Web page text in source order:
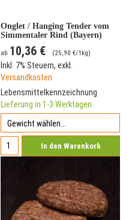
Onglet / Hanging Tender vom
Simmentaler Rind (Bayern)
ab 10,36 € (25,90 €/1kg)
Inkl. 7% Steuern, exkl.
Versandkosten
Lebensmittelkennzeichnung
Lieferung in 1-3 Werktagen
In den Warenkorb